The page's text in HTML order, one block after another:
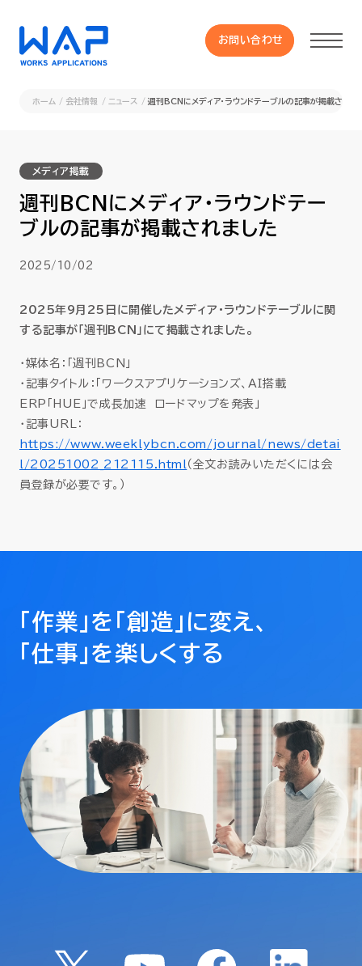
お問い合わせ
HUE 機能一覧
サービス
事例
セミナー
お役立ち情報
採用
EN
ホーム 会社情報 ニュース 週刊BCNにメディア・ラウンドテーブルの記事が掲載されま
メディア掲載
週刊BCNにメディア・ラウンドテー
ブルの記事が掲載されました
2025/10/02
2025年9月25日に開催したメディア・ラウンドテーブルに関
する記事が「週刊BCN」にて掲載されました。
・媒体名：「週刊BCN」
・記事タイトル：「ワークスアプリケーションズ、AI搭載
ERP「HUE」で成長加速 ロードマップを発表」
・記事URL：
https://www.weeklybcn.com/journal/news/detai
l/20251002_212115.html
（全文お読みいただくには会
員登録が必要です。）
「作業」を「創造」に変え、
「仕事」を楽しくする
お問い合わせ